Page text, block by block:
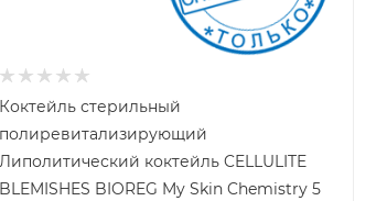
Коктейль стерильный
полиревитализирующий
Липолитический коктейль CELLULITE
BLEMISHES BIOREG My Skin Chemistry 5